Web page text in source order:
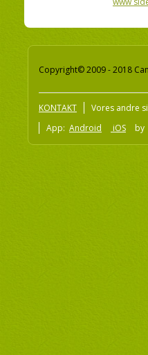
Copyright© 2009 - 2018
KONTAKT Vores andre
App: Android iOS by